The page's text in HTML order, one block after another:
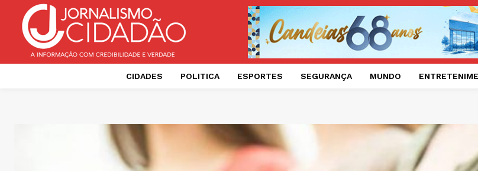
CIDADES POLITICA ESPORTES SEGURANÇA MUNDO